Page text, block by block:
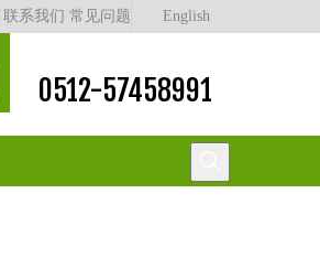
联系我们 常见问题 English
0512-57458991